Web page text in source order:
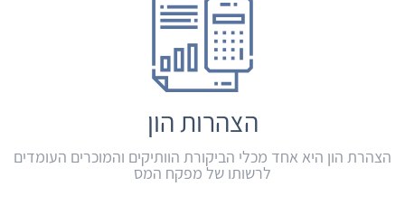
הצהרות הון
הצהרת הון היא אחד מכלי הביקורת הוותיקים והמוכרים העומדים
לרשותו של מפקח המס